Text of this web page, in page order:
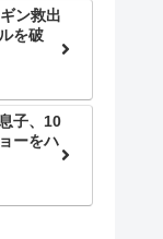
ン救出
を破
子、10
ーをハ